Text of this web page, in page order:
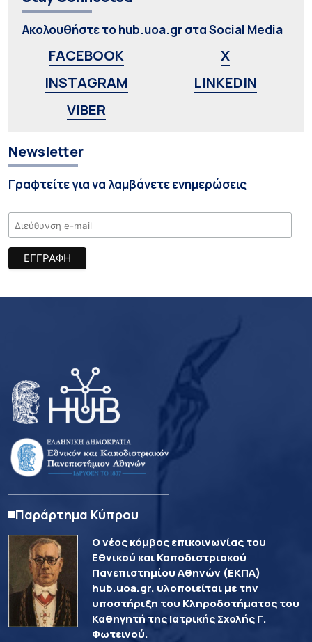
Ακολουθήστε το hub.uoa.gr στα Social Media
FACEBOOK
X
INSTAGRAM
LINKEDIN
VIBER
Newsletter
Γραφτείτε για να λαμβάνετε ενημερώσεις
Παράρτημα Κύπρου
Ο νέος κόμβος επικοινωνίας του
Εθνικού και Καποδιστριακού
Πανεπιστημίου Αθηνών (ΕΚΠΑ)
hub.uoa.gr, υλοποιείται με την
υποστήριξη του Κληροδοτήματος του
Καθηγητή της Ιατρικής Σχολής Γ.
Φωτεινού.